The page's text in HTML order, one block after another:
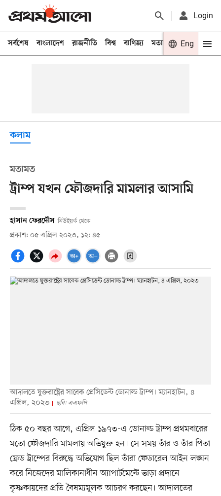
Login
সর্বশেষ বাংলাদেশ রাজনীতি বিশ্ব বাণিজ্য মতামত খেলা
Eng
কলাম
মতামত
ট্রাম্প যখন ফৌজদারি মামলার আসামি
হাসান ফেরদৌস নিউইয়র্ক থেকে
প্রকাশ: ০৫ এপ্রিল ২০২৩, ১২: ৪৫
আদালতে যুক্তরাষ্ট্রের সাবেক প্রেসিডেন্ট ডোনাল্ড ট্রাম্প। ম্যানহাটন, ৪
এপ্রিল, ২০২৩
ছবি: এএফপি
ঠিক ৫০ বছর আগে, এপ্রিল ১৯৭৩-এ ডোনাল্ড ট্রাম্প প্রথমবারের
মতো ফৌজদারি মামলায় অভিযুক্ত হন। সে সময় তাঁর ও তাঁর পিতা
ফ্রেড ট্রাম্পের বিরুদ্ধে অভিযোগ ছিল তাঁরা ফেডারেল আইন লঙ্ঘন
করে নিজেদের মালিকানাধীন অ্যাপার্টমেন্টে ভাড়া প্রদানে
কৃষ্ণকায়দের প্রতি বৈষম্যমূলক আচরণ করছেন। আদালতের